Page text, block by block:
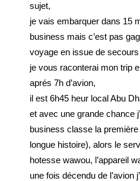
sujet,
je vais embarquer dans 15
business mais c’est pas
voyage en issue de secours
je vous raconterai mon trip
aprés 7h d’avion,
il est 6h45 heur local Abu
et avec une grande chance
business classe la
longue histoire), alors le
hotesse wawou, l’appareil
une fois décendu de l’avion